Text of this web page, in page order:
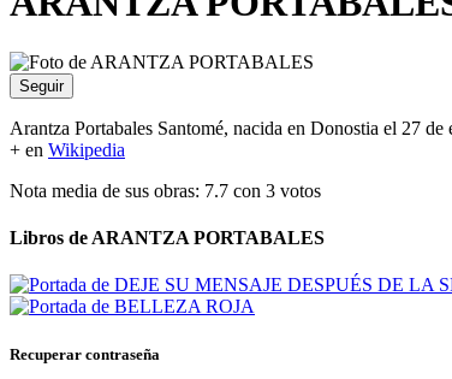
Seguir
Arantza Portabales Santomé, nacida en Donostia el 27
+ en Wikipedia
Nota media de sus obras: 7.7 con 3 votos
Libros de ARANTZA PORTABALES
Recuperar contraseña